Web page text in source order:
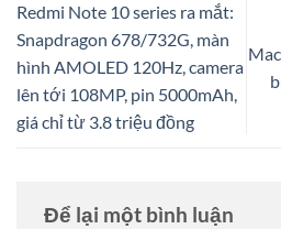
Redmi Note 10 series ra mắt:
Snapdragon 678/732G, màn
hình AMOLED 120Hz, camera
lên tới 108MP, pin 5000mAh,
giá chỉ từ 3.8 triệu đồng
Để lại một bình luận